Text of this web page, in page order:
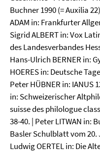
Buchner 1990 (= Auxilia
ADAM in: Frankfurter
Sigrid ALBERT in: Vox
des Landesverbandes
Hans-Ulrich BERNER in:
HOERES in: Deutsche
Peter HÜBNER in: IANUS
in: Schweizerischer
suisse des philologue
38-40. | Peter LITWAN in:
Basler Schulblatt vom 20.
Ludwig OERTEL in: Die